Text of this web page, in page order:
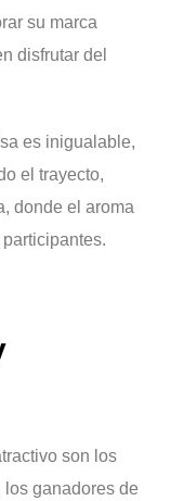
su marca
disfrutar del
es inigualable,
el trayecto,
donde el aroma
son los
los ganadores de